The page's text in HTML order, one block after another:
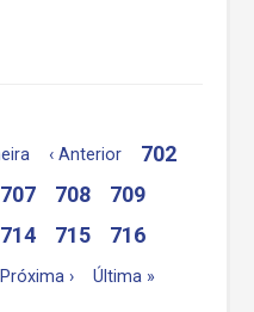
‹ Anterior
702
707 708
709
714 715
716
Próxima › Última »